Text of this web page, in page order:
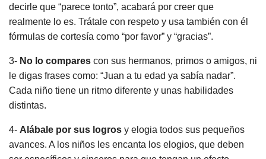
decirle que “parece tonto”, acabará por creer que
realmente lo es. Trátale con respeto y usa también con él
fórmulas de cortesía como “por favor” y “gracias”.
3- No lo compares con sus hermanos, primos o amigos, ni
le digas frases como: “Juan a tu edad ya sabía nadar”.
Cada niño tiene un ritmo diferente y unas habilidades
distintas.
4- Alábale por sus logros y elogia todos sus pequeños
avances. A los niños les encanta los elogios, que deben